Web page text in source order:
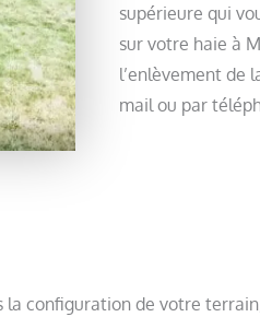
supérieure qui
sur votre haie à
l’enlèvement de
mail ou par
la configuration de votre